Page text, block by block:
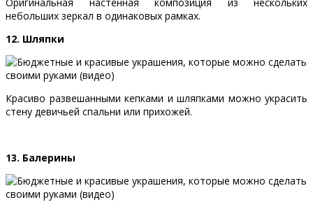
небольших зеркал в одинаковых рамках.
12. Шляпки
Красиво развешанными кепками и шляпками можно украсить
стену девичьей спальни или прихожей.
13. Балерины